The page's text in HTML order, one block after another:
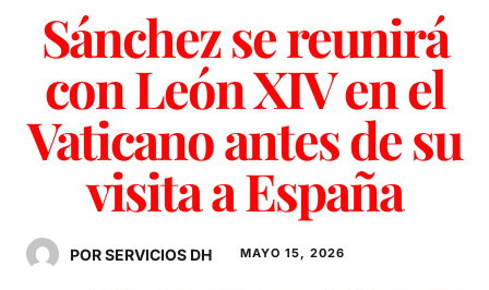
Sánchez se reunirá
con León XIV en el
Vaticano antes de su
visita a España
POR SERVICIOS DH MAYO 15, 2026